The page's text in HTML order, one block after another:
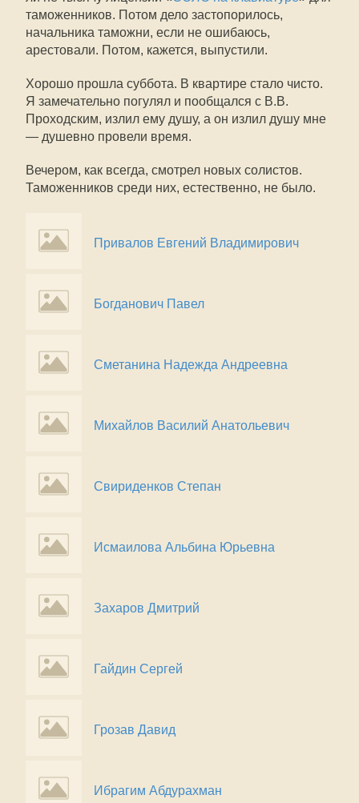
таможенников. Потом дело застопорилось,
начальника таможни, если не ошибаюсь,
арестовали. Потом, кажется, выпустили.
Хорошо прошла суббота. В квартире стало чисто.
Я замечательно погулял и пообщался с В.В.
Проходским, излил ему душу, а он излил душу мне
— душевно провели время.
Вечером, как всегда, смотрел новых солистов.
Таможенников среди них, естественно, не было.
Привалов Евгений Владимирович
Богданович Павел
Сметанина Надежда Андреевна
Михайлов Василий Анатольевич
Свириденков Степан
Исмаилова Альбина Юрьевна
Захаров Дмитрий
Гайдин Сергей
Грозав Давид
Ибрагим Абдурахман